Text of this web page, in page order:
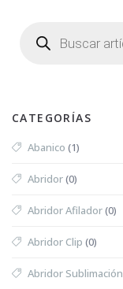
CATEGORÍAS
Abanico (1)
Abridor(0)
Abridor Afilador(0)
Abridor Clip (0)
Abridor Sublimación